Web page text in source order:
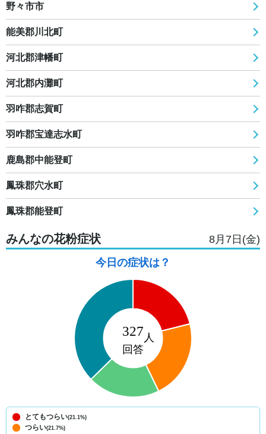
野々市市
能美郡川北町
河北郡津幡町
河北郡内灘町
羽咋郡志賀町
羽咋郡宝達志水町
鹿島郡中能登町
鳳珠郡穴水町
鳳珠郡能登町
みんなの花粉症状
8月7日(金)
今日の症状は？
とてもつらい(21.1%)
つらい(21.7%)